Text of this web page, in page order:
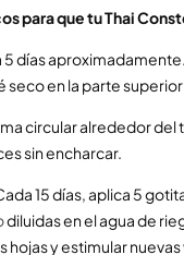
para que tu Thai
5 días
seco en la parte
circular alrededor del
sin encharcar.
15 días, aplica 5
diluidas en el agua de
hojas y estimular